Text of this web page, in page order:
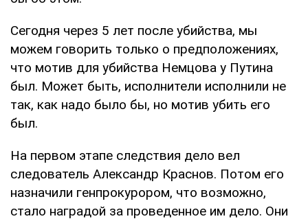
Сегодня через 5 лет после убийства, мы
можем говорить только о предположениях,
что мотив для убийства Немцова у Путина
был. Может быть, исполнители исполнили не
так, как надо было бы, но мотив убить его
был.
На первом этапе следствия дело вел
следователь Александр Краснов. Потом его
назначили генпрокурором, что возможно,
стало наградой за проведенное им дело. Они